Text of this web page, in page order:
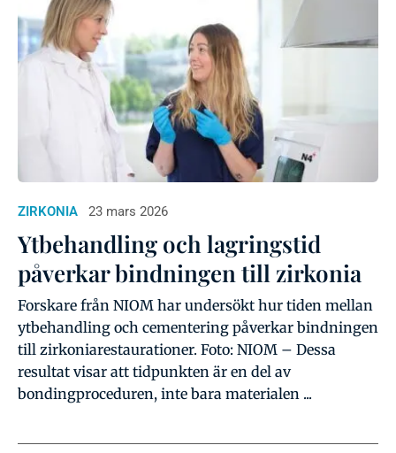
ZIRKONIA 23 mars 2026
Ytbehandling och lagringstid
påverkar bindningen till zirkonia
Forskare från NIOM har undersökt hur tiden mellan
ytbehandling och cementering påverkar bindningen
till zirkoniarestaurationer. Foto: NIOM – Dessa
resultat visar att tidpunkten är en del av
bondingproceduren, inte bara materialen ...